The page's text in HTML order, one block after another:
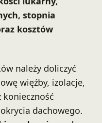
stopnia
kosztów
należy doliczyć
więźby, izolacje,
dachowego.